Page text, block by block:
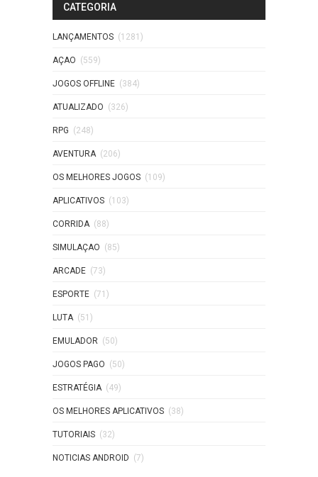
CATEGORIA
LANÇAMENTOS (1281)
AÇAO (559)
JOGOS OFFLINE (384)
ATUALIZADO (326)
RPG (248)
AVENTURA (206)
OS MELHORES JOGOS (109)
APLICATIVOS (103)
CORRIDA (88)
SIMULAÇAO (85)
ARCADE (73)
ESPORTE (71)
LUTA (51)
EMULADOR (50)
JOGOS PAGO (50)
ESTRATÉGIA (49)
OS MELHORES APLICATIVOS (38)
TUTORIAIS (32)
NOTICIAS ANDROID (7)